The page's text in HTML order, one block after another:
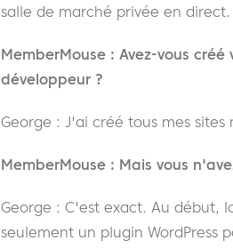
salle de marché privée en direct.
MemberMouse : Avez-vous
développeur ?
George : J'ai créé tous mes sites
MemberMouse : Mais vous
George : C'est exact. Au début,
seulement un plugin